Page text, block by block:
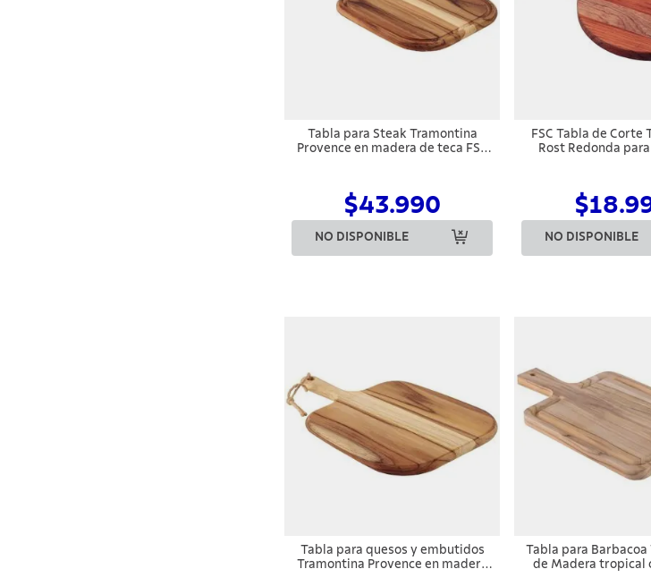
Tabla para Steak Tramontina
Provence en madera de teca FSC
$43.990
NO DISPONIBLE
FSC Tabla de Corte
Rost Redonda
NO DISPONIBLE
Tabla para quesos y embutidos
Tramontina Provence en madera
Tabla para Barbacoa
de Madera tropical